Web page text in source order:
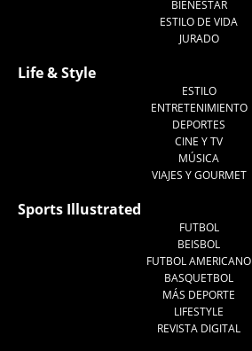
BIENESTAR
ESTILO DE VIDA
JURADO
Life & Style
ESTILO
ENTRETENIMIENTO
DEPORTES
CINE Y TV
MÚSICA
VIAJES Y GOURMET
Sports Illustrated
FUTBOL
BEISBOL
FUTBOL AMERICANO
BASQUETBOL
MÁS DEPORTE
LIFESTYLE
REVISTA DIGITAL